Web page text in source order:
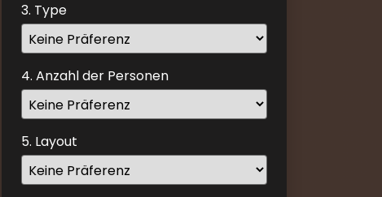
calendar
and
select
a
date.
Press
the
question
mark
3. Type
4. Anzahl der Personen
5. Layout